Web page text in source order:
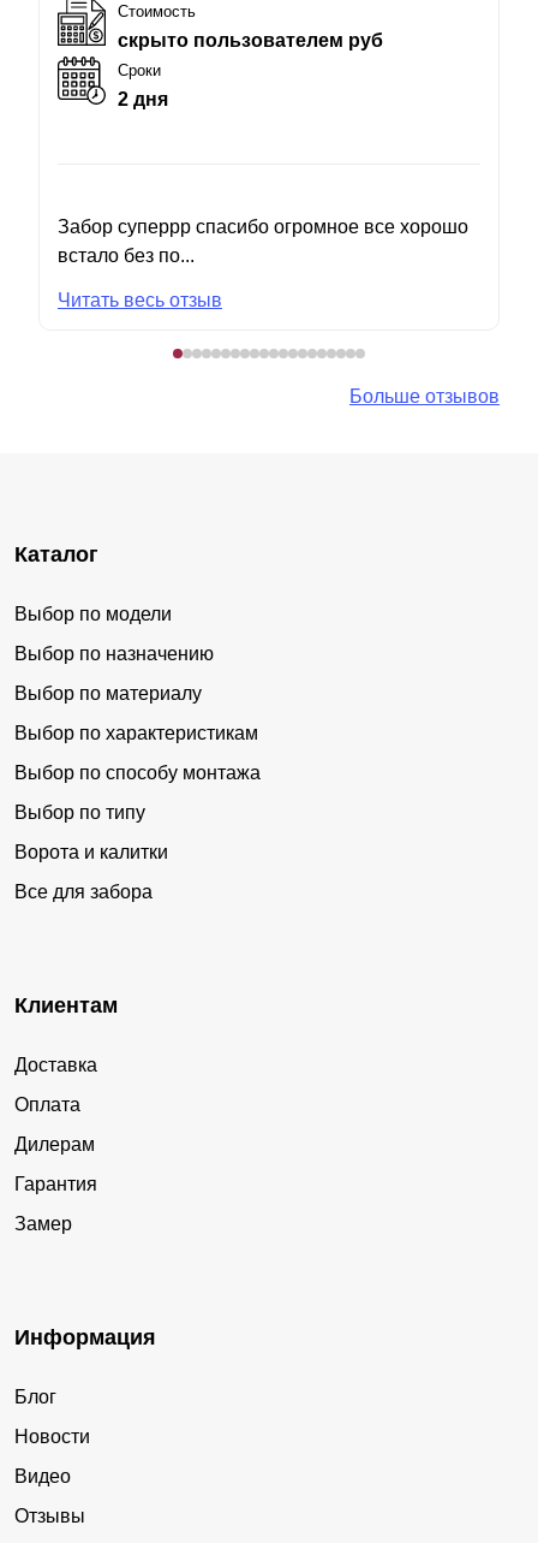
Стоимость
скрыто пользователем руб
Сроки
2 дня
Забор суперрр спасибо огромное все хорошо
встало без по...
Читать весь отзыв
Больше отзывов
Каталог
Выбор по модели
Выбор по назначению
Выбор по материалу
Выбор по характеристикам
Выбор по способу монтажа
Выбор по типу
Ворота и калитки
Все для забора
Клиентам
Доставка
Оплата
Дилерам
Гарантия
Замер
Информация
Блог
Новости
Видео
Отзывы